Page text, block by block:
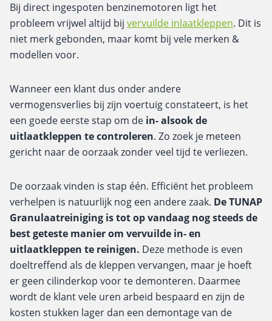
Bij direct ingespoten benzinemotoren ligt het
probleem vrijwel altijd bij vervuilde inlaatkleppen. Dit is
niet merk gebonden, maar komt bij vele merken &
modellen voor.
Wanneer een klant dus onder andere
vermogensverlies bij zijn voertuig constateert, is het
een goede eerste stap om de in- alsook de
uitlaatkleppen te controleren. Zo zoek je meteen
gericht naar de oorzaak zonder veel tijd te verliezen.
De oorzaak vinden is stap één. Efficiënt het probleem
verhelpen is natuurlijk nog een andere zaak. De TUNAP
Granulaatreiniging is tot op vandaag nog steeds de
best geteste manier om vervuilde in- en
uitlaatkleppen te reinigen. Deze methode is even
doeltreffend als de kleppen vervangen, maar je hoeft
er geen cilinderkop voor te demonteren. Daarmee
wordt de klant vele uren arbeid bespaard en zijn de
kosten stukken lager dan een demontage van de